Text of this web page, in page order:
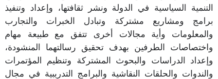
التنمية السياسية في الدولة ونشر ثقافتها، وإعداد وتنفيذ
برامج ومشاريع مشتركة وتبادل الخبرات والتجارب
والمعلومات وأية مجالات أخرى تتفق مع طبيعة مهام
واختصاصات الطرفين بهدف تحقيق رسالتهما المنشودة،
وإعداد الدراسات والبحوث المشتركة وتنظيم المؤتمرات
والندوات والحلقات النقاشية والبرامج التدريبية في مجال